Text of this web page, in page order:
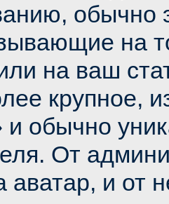
обычно
на
на ваш
крупное,
и обычно
От
аватар, и от